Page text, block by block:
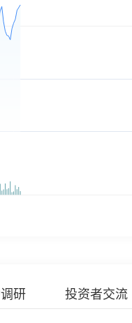
研 投资者交流